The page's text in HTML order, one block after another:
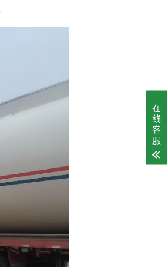
在
线
客
服